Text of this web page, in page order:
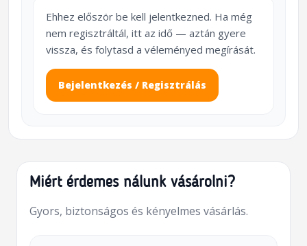
Ehhez először be kell jelentkezned. Ha még
nem regisztráltál, itt az idő — aztán gyere
vissza, és folytasd a véleményed megírását.
Bejelentkezés / Regisztrálás
Miért érdemes nálunk vásárolni?
Gyors, biztonságos és kényelmes vásárlás.